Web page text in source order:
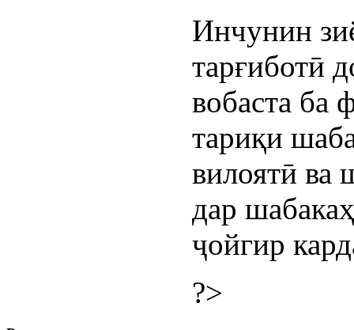
Инчунин
тарғиботӣ
вобаста ба
тариқи
вилоятӣ ва
дар
ҷойгир
?>